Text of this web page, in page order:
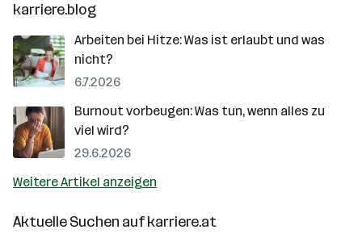
karriere.blog
Arbeiten bei Hitze: Was ist erlaubt und was
nicht?
6.7.2026
Burnout vorbeugen: Was tun, wenn alles zu
viel wird?
29.6.2026
Weitere Artikel anzeigen
Aktuelle Suchen aufkarriere.at